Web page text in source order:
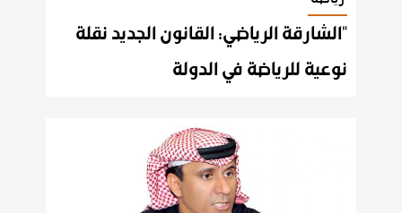
"الشارقة الرياضي: القانون الجديد نقلة
نوعية للرياضة في الدولة